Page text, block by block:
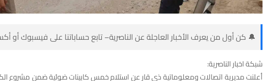
🔔 كن أول من يعرف الأخبار العاجلة عن الناصرية– تابع حساباتنا على فيسبوك أو
شبكة اخبار الناصرية:
أعلنت مديرية اتصالات ومعلوماتية ذي قار عن استلام خمس كابينات ضوئية ضمن مشروع